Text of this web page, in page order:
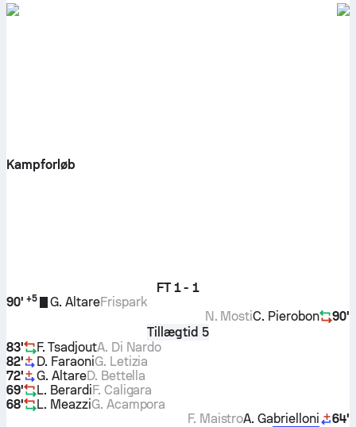
Kampforløb
FT 1 - 1
90' +5 G. AltareFrispark
90'
C. Pierobon
N. Mosti
Tillægtid 5
83'
F. TsadjoutA. Di Nardo
82'
D. FaraoniG. Letizia
72'
G. AltareD. Bettella
69'
L. BerardiF. Caligara
68'
L. MeazziG. Acampora
64'
A. Gabrielloni
F. Maistro